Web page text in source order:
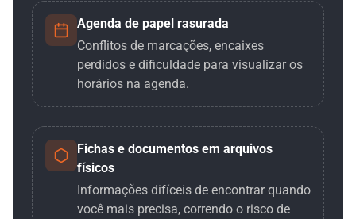
Agenda de papel rasurada
Conflitos de marcações, encaixes
perdidos e dificuldade para visualizar os
horários na agenda.
Fichas e documentos em arquivos
físicos
Informações difíceis de encontrar quando
você mais precisa, correndo o risco de